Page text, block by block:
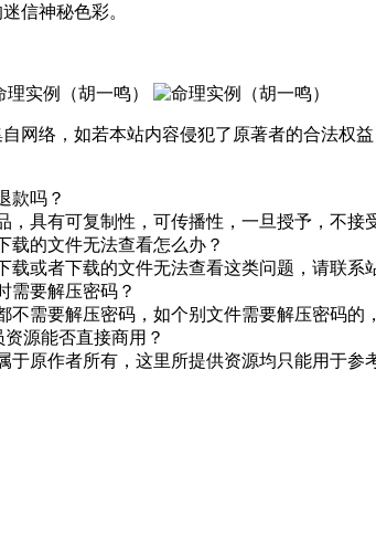
信神秘色彩。
网络，如若本站内容侵犯了原著者的合法权益
款吗？
，具有可复制性，可传播性，一旦授予，不
载的文件无法查看怎么办？
载或者下载的文件无法查看这类问题，请联系
需要解压密码？
不需要解压密码，如个别文件需要解压密码的
源能否直接商用？
于原作者所有，这里所提供资源均只能用于